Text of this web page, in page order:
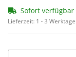
Sofort verfügbar
Lieferzeit: 1 - 3 Werktage